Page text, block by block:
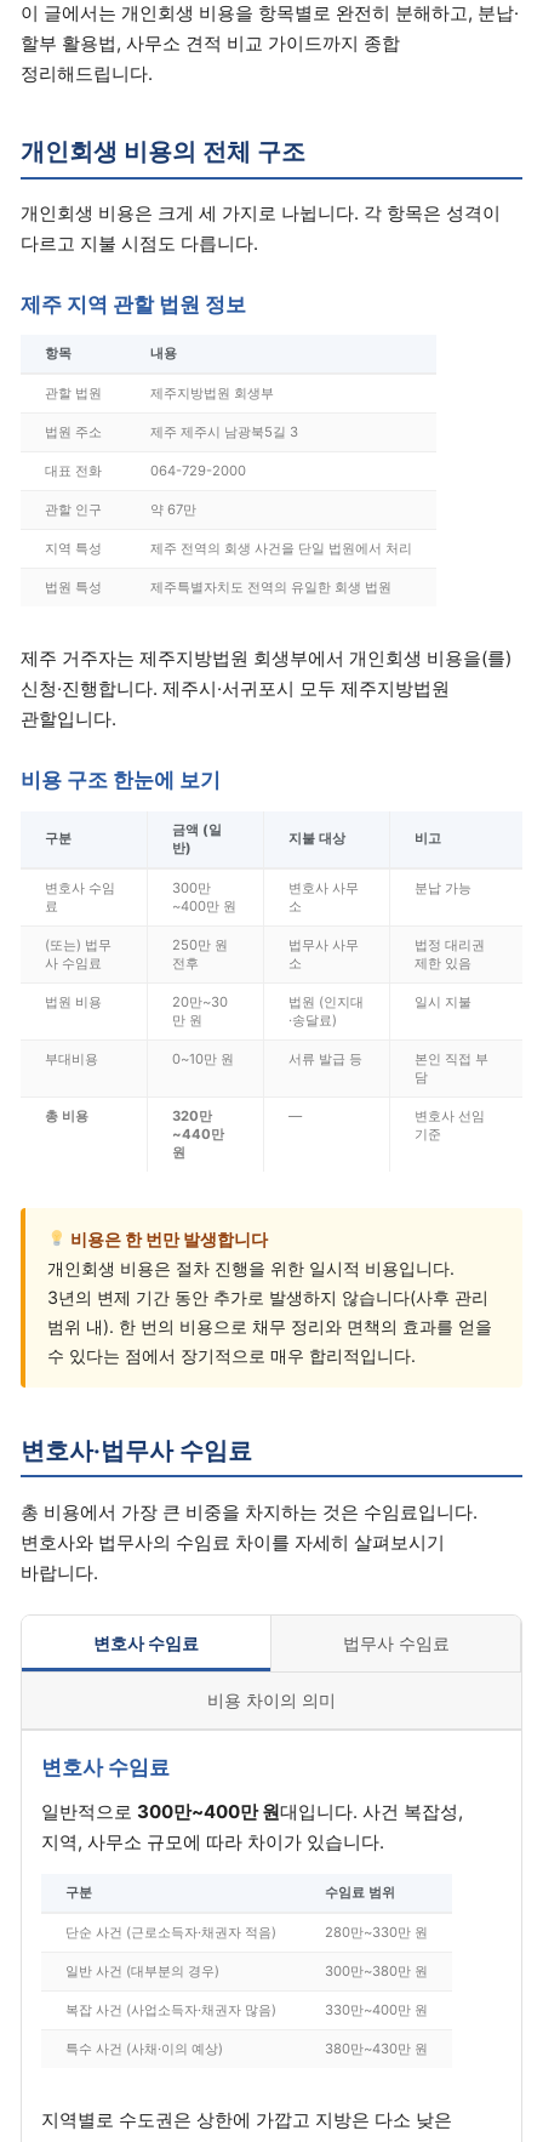
이 글에서는 개인회생 비용을 항목별로 완전히 분해하고, 분납·
할부 활용법, 사무소 견적 비교 가이드까지 종합
정리해드립니다.
개인회생 비용의 전체 구조
개인회생 비용은 크게 세 가지로 나뉩니다. 각 항목은 성격이
다르고 지불 시점도 다릅니다.
제주 지역 관할 법원 정보
항목 내용
관할 법원 제주지방법원 회생부
법원 주소 제주 제주시 남광북5길 3
대표 전화 064-729-2000
관할 인구 약 67만
지역 특성 제주 전역의 회생 사건을 단일 법원에서 처리
법원 특성 제주특별자치도 전역의 유일한 회생 법원
제주 거주자는 제주지방법원 회생부에서 개인회생 비용을(를)
신청·진행합니다. 제주시·서귀포시 모두 제주지방법원
관할입니다.
비용 구조 한눈에 보기
구분
금액 (일
반)
지불 대상 비고
변호사 수임
료
300만
~400만 원
변호사 사무
소
분납 가능
(또는) 법무
사 수임료
250만 원
전후
법무사 사무
소
법정 대리권
제한 있음
법원 비용
20만~30
만 원
법원 (인지대
·송달료)
일시 지불
부대비용 0~10만 원 서류 발급 등
본인 직접 부
담
총 비용
320만
~440만
원
—
변호사 선임
기준
비용은 한 번만 발생합니다
개인회생 비용은 절차 진행을 위한 일시적 비용입니다.
3년의 변제 기간 동안 추가로 발생하지 않습니다(사후 관리
범위 내). 한 번의 비용으로 채무 정리와 면책의 효과를 얻을
수 있다는 점에서 장기적으로 매우 합리적입니다.
변호사·법무사 수임료
총 비용에서 가장 큰 비중을 차지하는 것은 수임료입니다.
변호사와 법무사의 수임료 차이를 자세히 살펴보시기
바랍니다.
변호사 수임료 법무사 수임료
비용 차이의 의미
변호사 수임료
일반적으로 300만~400만 원대입니다. 사건 복잡성,
지역, 사무소 규모에 따라 차이가 있습니다.
구분 수임료 범위
단순 사건 (근로소득자·채권자 적음) 280만~330만 원
일반 사건 (대부분의 경우) 300만~380만 원
복잡 사건 (사업소득자·채권자 많음) 330만~400만 원
특수 사건 (사채·이의 예상) 380만~430만 원
지역별로 수도권은 상한에 가깝고 지방은 다소 낮은